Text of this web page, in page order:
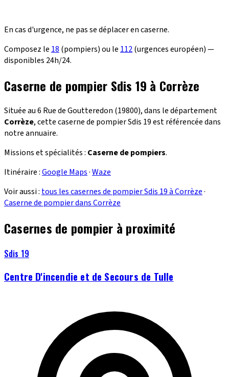
En cas d'urgence, ne pas se déplacer en caserne.
Composez le 18 (pompiers) ou le 112(urgences européen) —
disponibles 24h/24.
Caserne de pompier Sdis 19 à Corrèze
Située au 6 Rue de Goutteredon (19800), dans le département
Corrèze, cette caserne de pompier Sdis 19 est référencée dans
notre annuaire.
Missions et spécialités : Caserne de pompiers.
Itinéraire :Google Maps·Waze
Voir aussi : tous les casernes de pompier Sdis 19 à Corrèze·
Caserne de pompier dans Corrèze
Casernes de pompier à proximité
Sdis 19
Centre D'incendie et de Secours de Tulle